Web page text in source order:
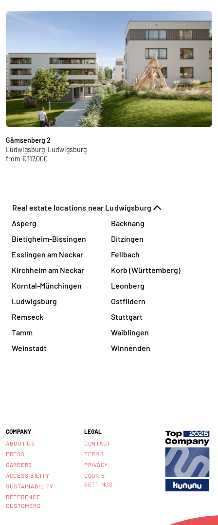
Gämsenberg 2
Ludwigsburg-Ludwigsburg
from €317,000
Real estate locations near Ludwigsburg
Asperg
Backnang
Bietigheim-Bissingen
Ditzingen
Esslingen am Neckar
Fellbach
Kirchheim am Neckar
Korb (Württemberg)
Korntal-Münchingen
Leonberg
Ludwigsburg
Ostfildern
Remseck
Stuttgart
Tamm
Waiblingen
Weinstadt
Winnenden
COMPANY
ABOUT US
PRESS
CAREERS
ACCESSIBILITY
SUSTAINABILITY
REFERENCE
CUSTOMERS
LEGAL
CONTACT
TERMS
PRIVACY
COOKIE
SETTINGS